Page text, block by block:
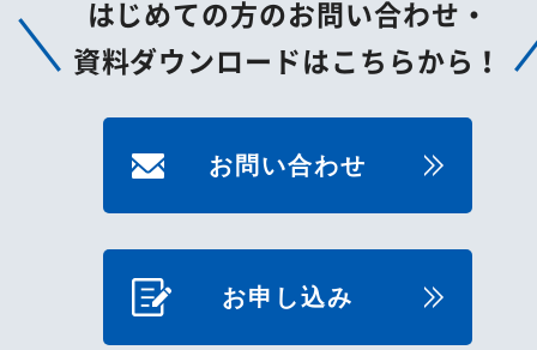
はじめての方のお問い合わせ・
資料ダウンロードはこちらから！
お問い合わせ
お申し込み